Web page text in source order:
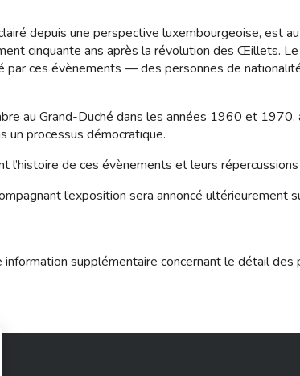
depuis une perspective luxembourgeoise, est
cinquante ans après la révolution des Œillets.
ces évènements — des personnes de
au Grand-Duché dans les années 1960 et
un processus démocratique.
l’histoire de ces évènements et leurs
l’exposition sera annoncé ultérieurement
supplémentaire concernant le détail des